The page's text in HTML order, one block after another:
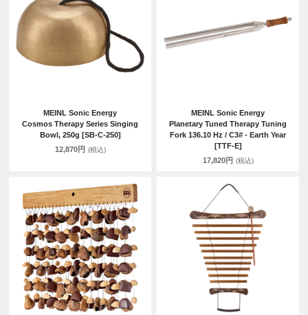
MEINL Sonic Energy
Cosmos Therapy Series Singing
Bowl, 250g [SB-C-250]
12,870円 (税込)
MEINL Sonic Energy
Planetary Tuned Therapy Tuning
Fork 136.10 Hz / C3# - Earth Year
[TTF-E]
17,820円 (税込)